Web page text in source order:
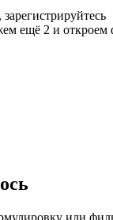
ещё 2 и откроем
или